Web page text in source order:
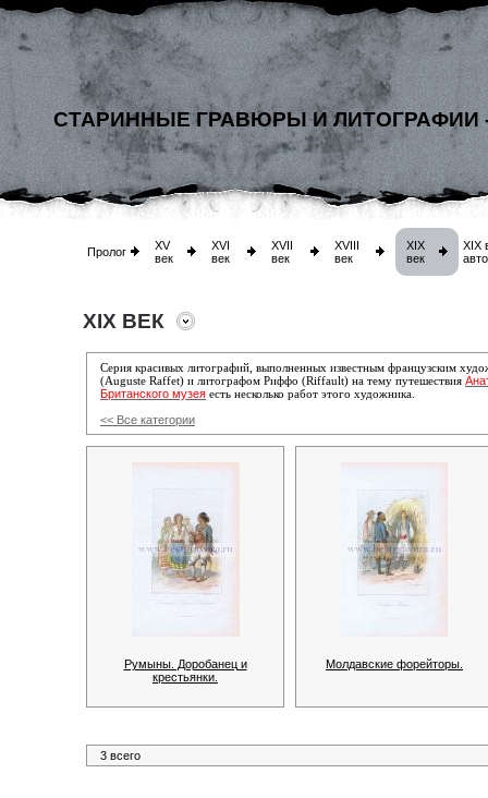
СТАРИННЫЕ ГРАВЮРЫ И ЛИТОГРАФИИ
Пролог
XV
век
XVI
век
XVII
век
XVIII
век
XIX
век
XIX
XIX ВЕК
Серия красивых литографий, выполненных известным французским
(Auguste Raffet) и литографом Риффо (Riffault) на тему путешествия
Британского музея есть несколько работ этого художника.
<< Все категории
Румыны. Доробанец и
крестьянки.
Молдавские форейторы.
3 всего